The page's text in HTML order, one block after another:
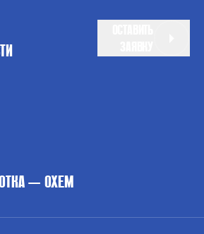
— OXEM